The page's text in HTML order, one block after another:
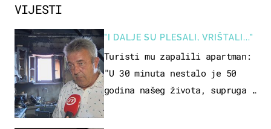
VIJESTI
"I DALJE SU PLESALI, VRIŠTALI..."
Turisti mu zapalili apartman:
"U 30 minuta nestalo je 50
godina našeg života, supruga i